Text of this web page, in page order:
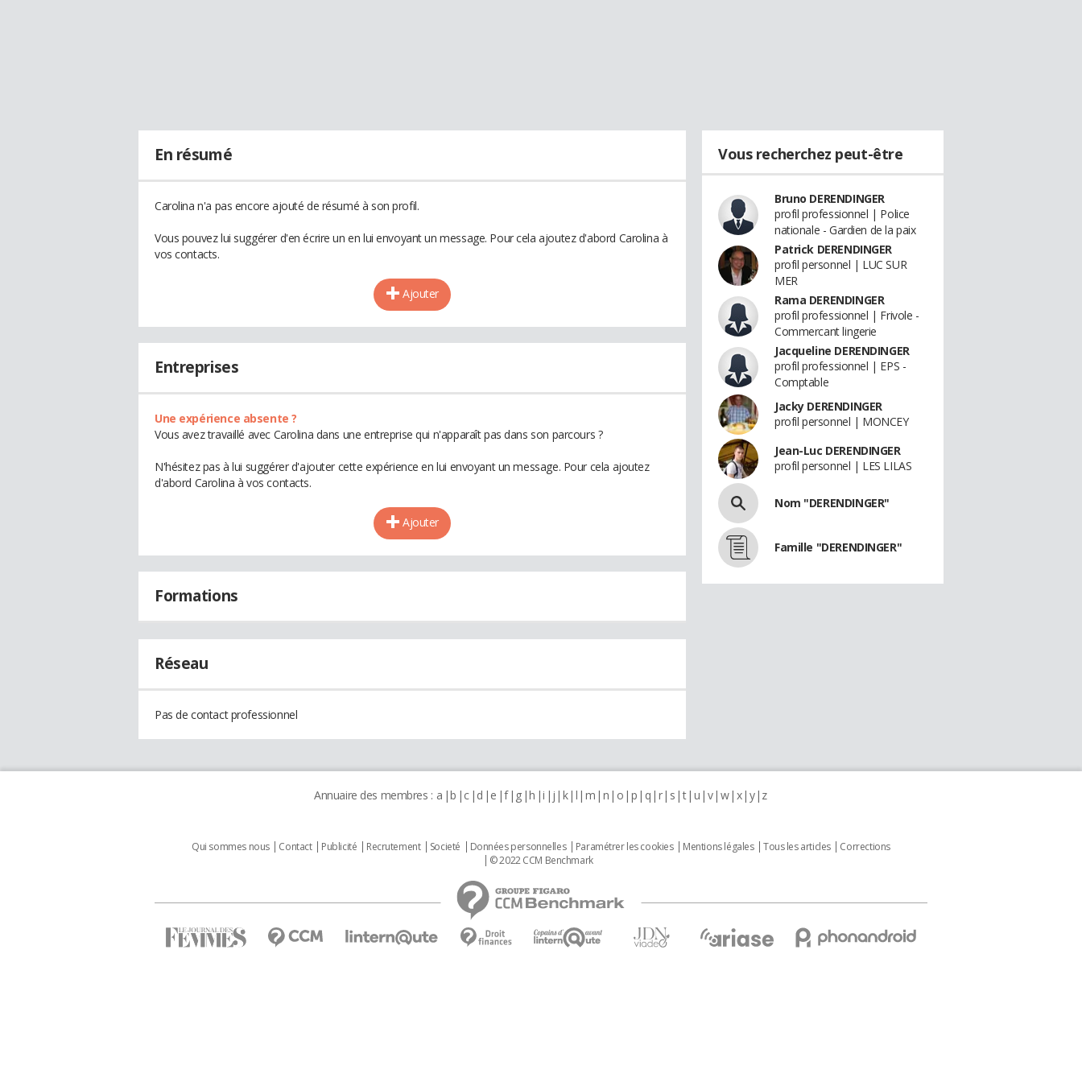
En résumé
Carolina n'a pas encore ajouté de résumé à son profil.
Vous pouvez lui suggérer d'en écrire un en lui envoyant un message. Pour cela ajoutez d'abord Carolina à
vos contacts.
Ajouter
Entreprises
Une expérience absente ?
Vous avez travaillé avec Carolina dans une entreprise qui n'apparaît pas dans son parcours ?
N'hésitez pas à lui suggérer d'ajouter cette expérience en lui envoyant un message. Pour cela ajoutez
d'abord Carolina à vos contacts.
Ajouter
Formations
Réseau
Pas de contact professionnel
Vous recherchez peut-être
Bruno DERENDINGER
profil professionnel | Police
nationale - Gardien de la paix
Patrick DERENDINGER
profil personnel | LUC SUR
MER
Rama DERENDINGER
profil professionnel | Frivole -
Commercant lingerie
Jacqueline DERENDINGER
profil professionnel | EPS -
Comptable
Jacky DERENDINGER
profil personnel | MONCEY
Jean-Luc DERENDINGER
profil personnel | LES LILAS
Nom "DERENDINGER"
Famille "DERENDINGER"
Annuaire des membres : a b c d e f g h i j k l m n o p q r s t u v w x y z
Qui sommes nous Contact Publicité Recrutement Societé Données personnelles Paramétrer les cookies Mentions légales Tous les articles
Corrections
© 2022 CCM Benchmark